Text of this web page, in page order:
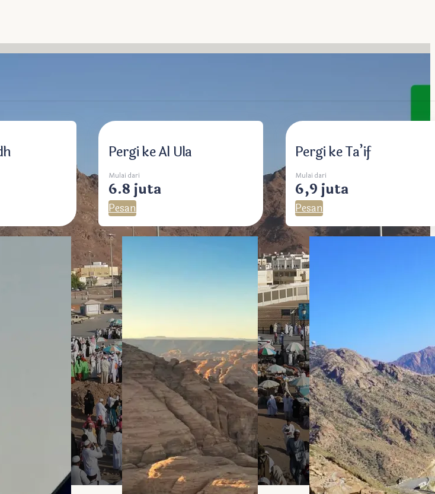
Pergi ke Al Ula
Mulai dari
6.8 juta
Pesan
Pergi ke Ta’if
Mulai dari
6,9 juta
Pesan
Mekkah dari Jabal Nur